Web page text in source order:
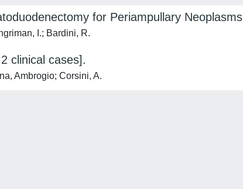
for Periampullary Neoplasms
I.; Bardini, R.
clinical cases].
Ambrogio; Corsini, A.